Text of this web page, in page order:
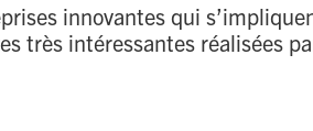
innovantes qui
très intéressantes réalisées